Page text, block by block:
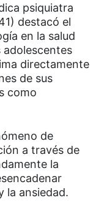
psiquiatra
destacó el
en la salud
adolescentes
directamente
de sus
como
de
a través de
la
la ansiedad.